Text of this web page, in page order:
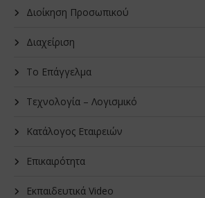
Διοίκηση Προσωπικού
Διαχείριση
Το Επάγγελμα
Τεχνολογία – Λογισμικό
Κατάλογος Εταιρειών
Επικαιρότητα
Εκπαιδευτικά Video